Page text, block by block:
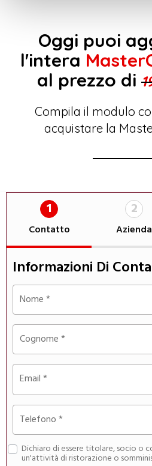
Oggi puoi
l'intera
al prezzo di
Compila il modulo
acquistare la
1
Contatto
2
Azienda
Informazioni Di
Nome*
Cognome*
Email*
Telefono*
Dichiaro di essere titolare, socio o
un'attività di ristorazione o